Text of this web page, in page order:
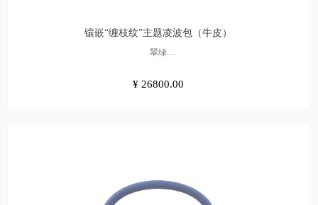
镶嵌“缠枝纹”主题凌波包（牛皮）
翠绿
¥26800.00
¥ 26800.00